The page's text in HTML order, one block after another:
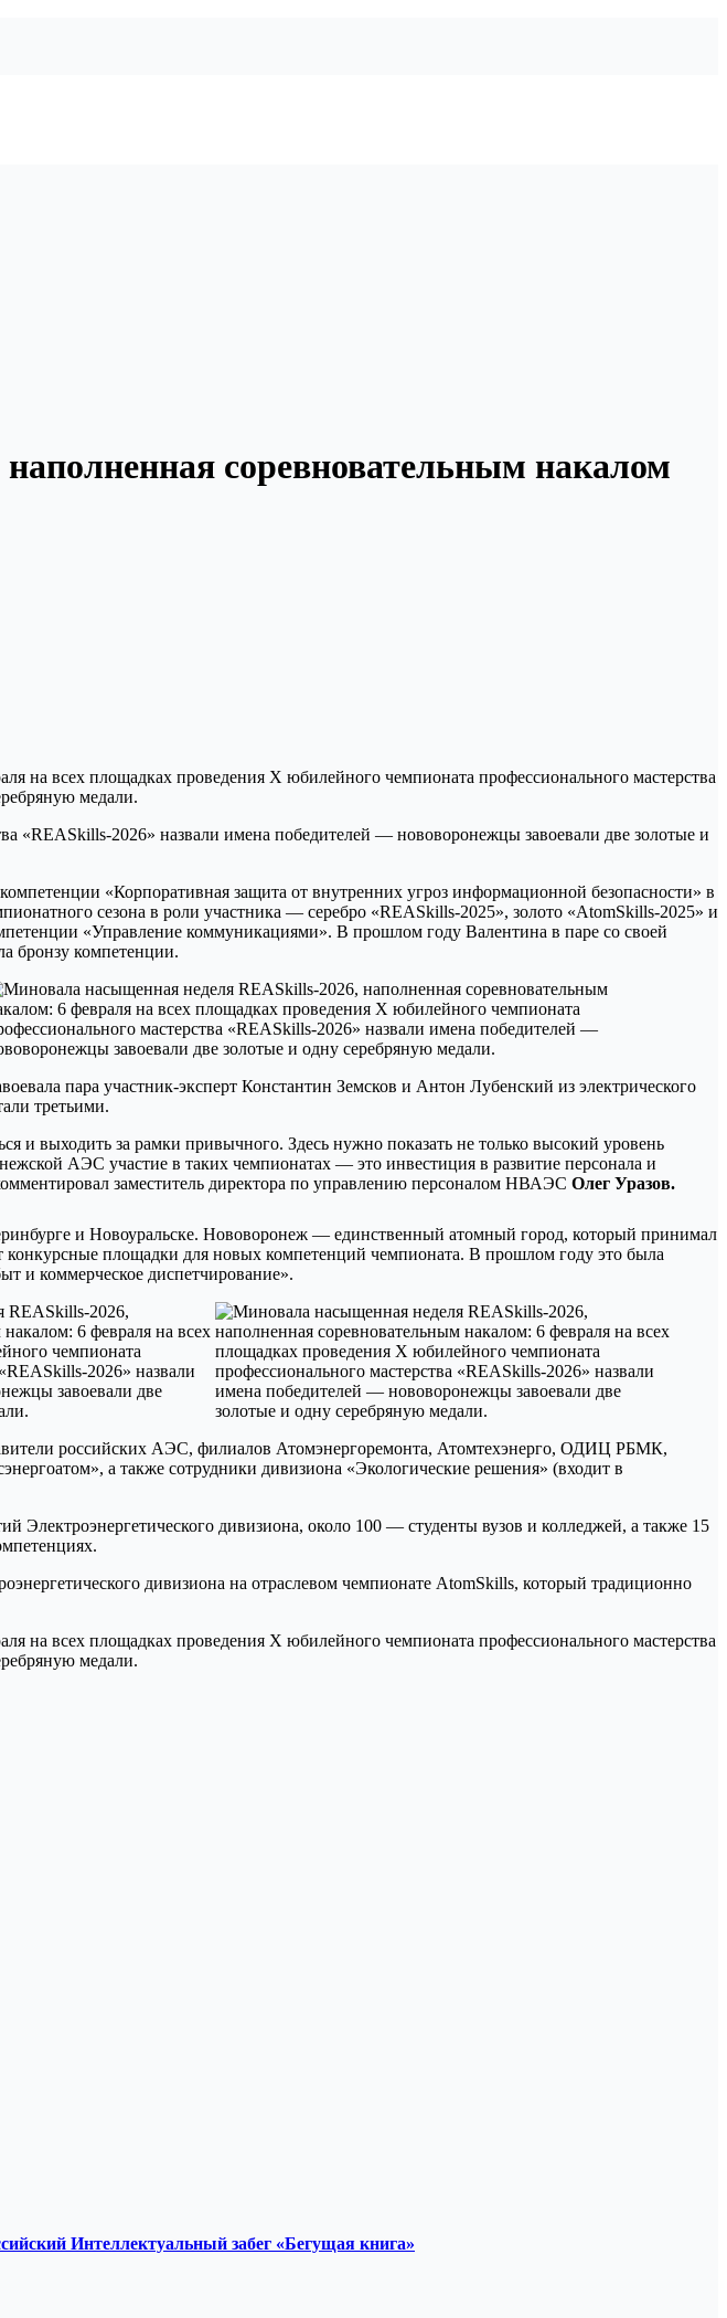
соревновательным накалом
«REASkills-2026» назвали имена победителей — нововоронежцы завоевали две золотые и
«Корпоративная защита от внутренних угроз информационной безопасности» в
сезона в роли участника — серебро «REASkills-2025», золото «AtomSkills-2025» и
«Управление коммуникациями». В прошлом году Валентина в паре со своей
бронзу компетенции.
пара участник-эксперт Константин Земсков и Антон Лубенский из электрического
третьими.
и выходить за рамки привычного. Здесь нужно показать не только высокий уровень
АЭС участие в таких чемпионатах — это инвестиция в развитие персонала и
заместитель директора по управлению персоналом НВАЭС Олег Уразов.
и Новоуральске. Нововоронеж — единственный атомный город, который принимал
конкурсные площадки для новых компетенций чемпионата. В прошлом году это была
и коммерческое диспетчирование».
российских АЭС, филиалов Атомэнергоремонта, Атомтехэнерго, ОДИЦ РБМК,
а также сотрудники дивизиона «Экологические решения» (входит в
дивизиона, около 100 — студенты вузов и колледжей, а также 15
дивизиона на отраслевом чемпионате AtomSkills, который традиционно
Интеллектуальный забег «Бегущая книга»